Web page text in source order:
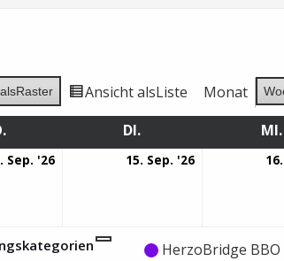
Raster Ansicht alsListe Monat
DI. MI.
Sep. '26 15. Sep. '26
Kategorie
KategorieHerzoBridge